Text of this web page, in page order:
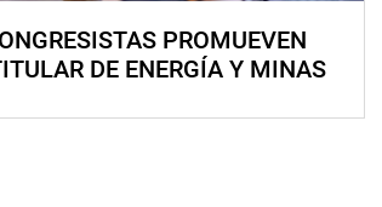
PROMUEVEN
DE ENERGÍA Y MINAS